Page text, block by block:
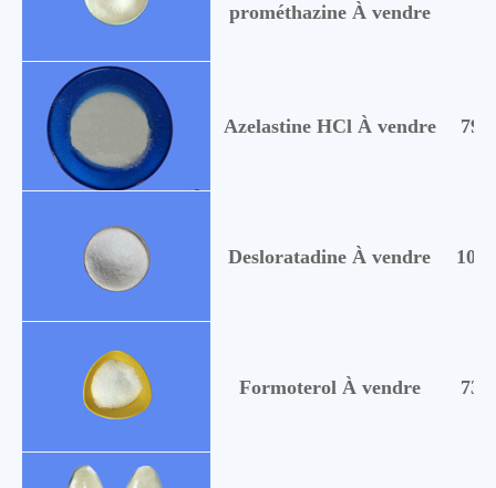
prométhazine À vendre
Azelastine HCl À vendre
Desloratadine À vendre
Formoterol À vendre